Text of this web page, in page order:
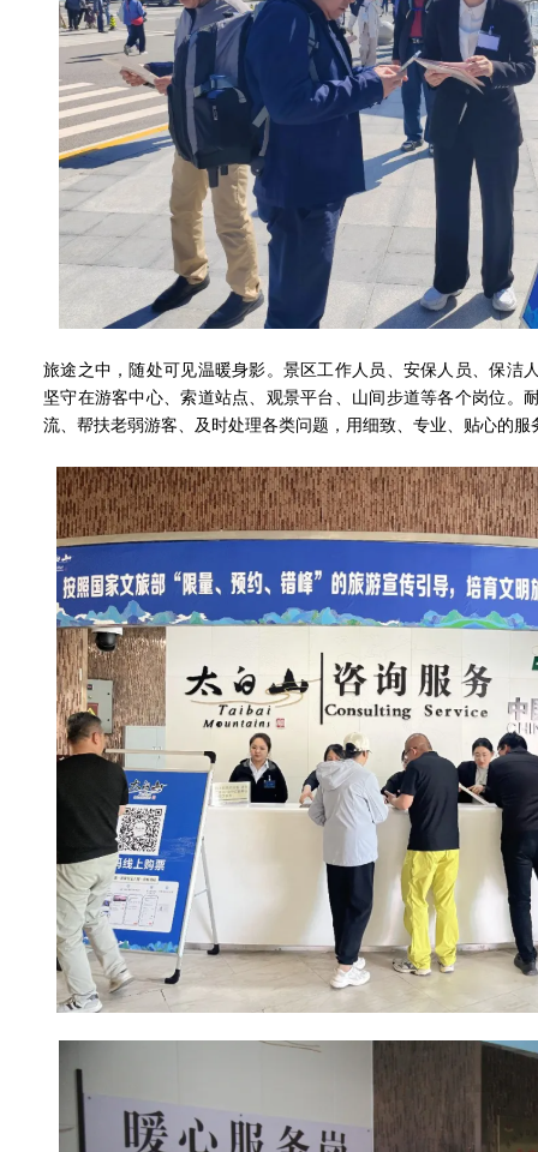
旅途之中，随处可见温暖身影。景区工作人员、安保人员、保洁
坚守在游客中心、索道站点、观景平台、山间步道等各个岗位。
流、帮扶老弱游客、及时处理各类问题，用细致、专业、贴心的服